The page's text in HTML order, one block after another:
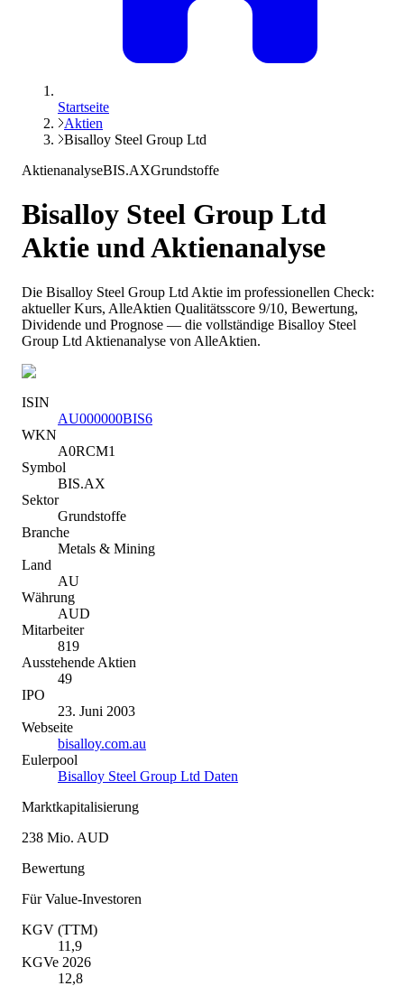
Startseite
Aktien
Bisalloy Steel Group Ltd
AktienanalyseBIS.AXGrundstoffe
Bisalloy Steel Group Ltd
Aktie und Aktienanalyse
Die Bisalloy Steel Group Ltd Aktie im professionellen Check:
aktueller Kurs, AlleAktien Qualitätsscore 9/10, Bewertung,
Dividende und Prognose — die vollständige Bisalloy Steel
Group Ltd Aktienanalyse von AlleAktien.
ISIN
AU000000BIS6
WKN
A0RCM1
Symbol
BIS.AX
Sektor
Grundstoffe
Branche
Metals & Mining
Land
AU
Währung
AUD
Mitarbeiter
819
Ausstehende Aktien
49
IPO
23. Juni 2003
Webseite
bisalloy.com.au
Eulerpool
Bisalloy Steel Group Ltd Daten
Marktkapitalisierung
238 Mio. AUD
Bewertung
Für Value-Investoren
KGV (TTM)
11,9
KGVe 2026
12,8